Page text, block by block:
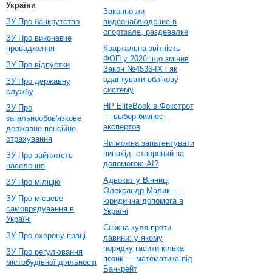
України
ЗУ Про банкрутство
ЗУ Про виконавче
провадження
ЗУ Про відпустки
ЗУ Про державну
службу
ЗУ Про
загальнообов'язкове
державне пенсійне
страхування
ЗУ Про зайнятість
населення
ЗУ Про міліцію
ЗУ Про місцеве
самоврядування в
Україні
ЗУ Про охорону праці
ЗУ Про регулювання
містобудівної діяльності
Законно ли
видеонаблюдение в
спортзале, раздевалке
Квартальна звітність
ФОП у 2026: що змінив
Закон №4536-IX і як
адаптувати облікову
систему
HP EliteBook в Фокстрот
— выбор бизнес-
экспертов
Чи можна запатентувати
винахід, створений за
допомогою AI?
Адвокат у Вінниці
Олександр Малик —
юридична допомога в
Україні
Сніжна куля проти
лавини: у якому
порядку гасити кілька
позик — математика від
Банкрейт